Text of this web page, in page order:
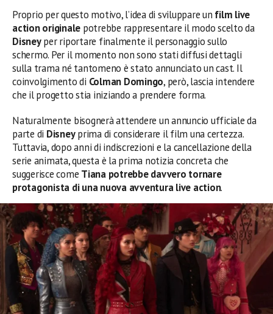
Proprio per questo motivo, l’idea di sviluppare un film live
action originale potrebbe rappresentare il modo scelto da
Disneyper riportare finalmente il personaggio sullo
schermo. Per il momento non sono stati diffusi dettagli
sulla trama né tantomeno è stato annunciato un cast. Il
coinvolgimento di Colman Domingo, però, lascia intendere
che il progetto stia iniziando a prendere forma.
Naturalmente bisognerà attendere un annuncio ufficiale da
parte di Disneyprima di considerare il film una certezza.
Tuttavia, dopo anni di indiscrezioni e la cancellazione della
serie animata, questa è la prima notizia concreta che
suggerisce come Tiana potrebbe davvero tornare
protagonista di una nuova avventura live action.